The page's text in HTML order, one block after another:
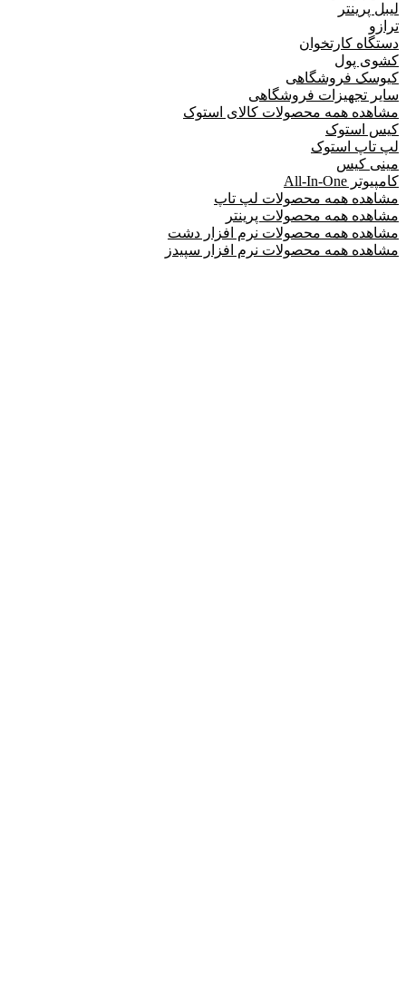
لیبل پرینتر
ترازو
دستگاه کارتخوان
کشوی پول
کیوسک فروشگاهی
سایر تجهیزات فروشگاهی
مشاهده همه محصولات کالای استوک
کیس استوک
لپ تاپ استوک
مینی کیس
کامپیوتر All-In-One
مشاهده همه محصولات لپ تاپ
مشاهده همه محصولات پرینتر
مشاهده همه محصولات نرم افزار دشت
مشاهده همه محصولات نرم افزار سپیدز